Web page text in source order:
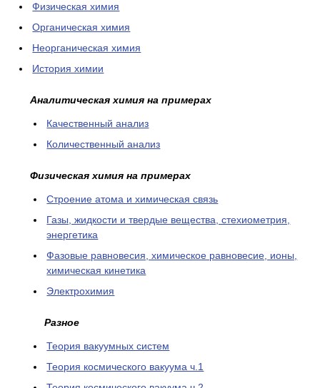
Физическая химия
Органическая химия
Неорганическая химия
История химии
Аналитическая химия на примерах
Качественный анализ
Количественный анализ
Физическая химия на примерах
Cтроение атома и химическая связь
Газы, жидкости и твердые вещества, стехиометрия,
энергетика
Фазовые равновесия, химическое равновесие, ионы,
химическая кинетика
Электрохимия
Разное
Теория вакуумных систем
Теория космического вакуума ч.1